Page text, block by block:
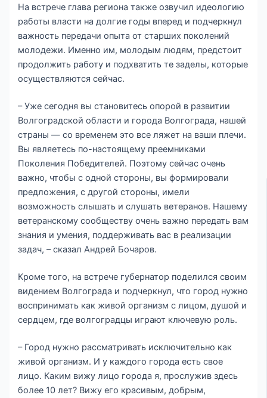
На встрече глава региона также озвучил идеологию
работы власти на долгие годы вперед и подчеркнул
важность передачи опыта от старших поколений
молодежи. Именно им, молодым людям, предстоит
продолжить работу и подхватить те заделы, которые
осуществляются сейчас.
– Уже сегодня вы становитесь опорой в развитии
Волгоградской области и города Волгограда, нашей
страны — со временем это все ляжет на ваши плечи.
Вы являетесь по-настоящему преемниками
Поколения Победителей. Поэтому сейчас очень
важно, чтобы с одной стороны, вы формировали
предложения, с другой стороны, имели
возможность слышать и слушать ветеранов. Нашему
ветеранскому сообществу очень важно передать вам
знания и умения, поддерживать вас в реализации
задач, – сказал Андрей Бочаров.
Кроме того, на встрече губернатор поделился своим
видением Волгограда и подчеркнул, что город нужно
воспринимать как живой организм с лицом, душой и
сердцем, где волгоградцы играют ключевую роль.
– Город нужно рассматривать исключительно как
живой организм. И у каждого города есть свое
лицо. Каким вижу лицо города я, прослужив здесь
более 10 лет? Вижу его красивым, добрым,